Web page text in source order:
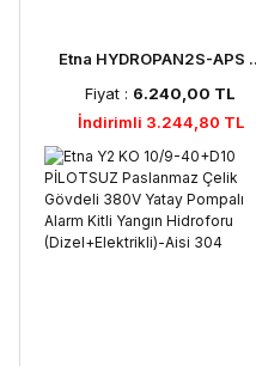
Etna HYDROPAN2S-APS
Fiyat : 6.240,00 TL
İndirimli 3.244,80 TL